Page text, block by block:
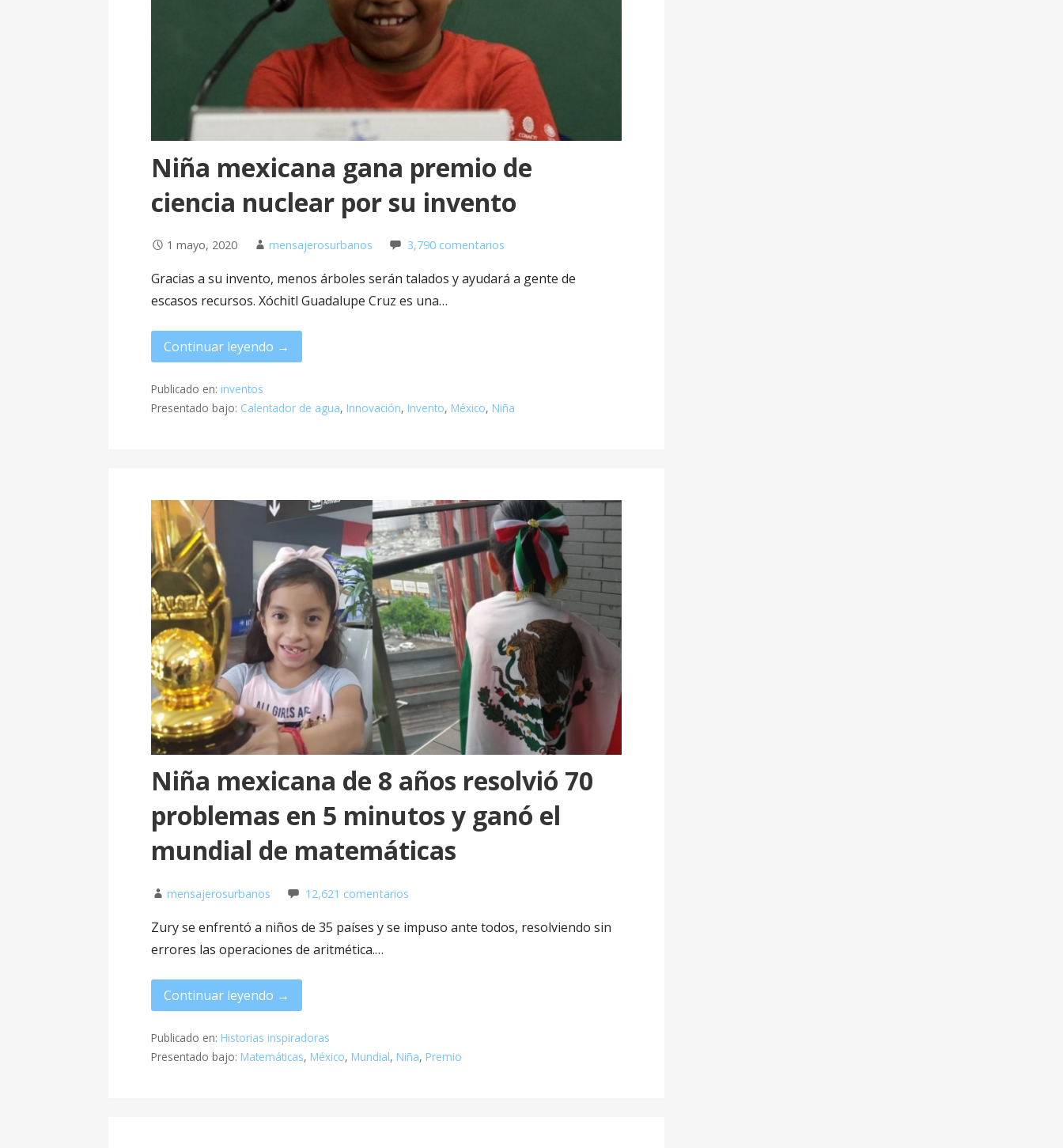
Niña mexicana gana premio de
ciencia nuclear por su invento
1 mayo, 2020 mensajerosurbanos 3,790 comentarios
Gracias a su invento, menos árboles serán talados y ayudará a gente de
escasos recursos. Xóchitl Guadalupe Cruz es una…
Continuar leyendo →
Publicado en: inventos
Presentado bajo: Calentador de agua, Innovación, Invento, México, Niña
Niña mexicana de 8 años resolvió 70
problemas en 5 minutos y ganó el
mundial de matemáticas
mensajerosurbanos 12,621 comentarios
Zury se enfrentó a niños de 35 países y se impuso ante todos, resolviendo sin
errores las operaciones de aritmética.…
Continuar leyendo →
Publicado en: Historias inspiradoras
Presentado bajo: Matemáticas, México, Mundial, Niña, Premio